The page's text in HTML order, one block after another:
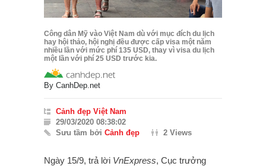
Công dân Mỹ vào Việt Nam dù với mục đích du lịch
hay hội thảo, hội nghị đều được cấp visa một năm
nhiều lần với mức phí 135 USD, thay vì visa du lịch
một lần với phí 25 USD trước kia.
By CanhDep.net
Cảnh đẹp Việt Nam
29/03/2020 08:38:02
Sưu tầm bởi Cảnh đẹp 2 Views
Ngày 15/9, trả lời VnExpress, Cục trưởng